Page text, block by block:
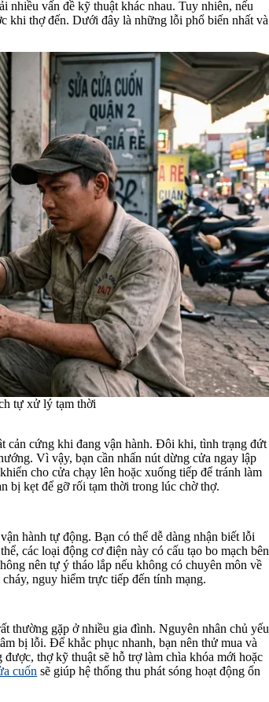
nhiều vấn đề kỹ thuật khác nhau. Tuy nhiên, nếu
khi thợ đến. Dưới đây là những lỗi phổ biến nhất và
tự xử lý tạm thời
cản cứng khi đang vận hành. Đôi khi, tình trạng đứt
Vì vậy, bạn cần nhấn nút dừng cửa ngay lập
cho cửa chạy lên hoặc xuống tiếp để tránh làm
bị kẹt để gỡ rối tạm thời trong lúc chờ thợ.
hành tự động. Bạn có thể dễ dàng nhận biết lỗi
các loại động cơ điện này có cấu tạo bo mạch bên
nên tự ý tháo lắp nếu không có chuyên môn về
cháy, nguy hiểm trực tiếp đến tính mạng.
thường gặp ở nhiều gia đình. Nguyên nhân chủ yếu
bị lỗi. Để khắc phục nhanh, bạn nên thử mua và
thợ kỹ thuật sẽ hỗ trợ làm chìa khóa mới hoặc
cuốn sẽ giúp hệ thống thu phát sóng hoạt động ổn